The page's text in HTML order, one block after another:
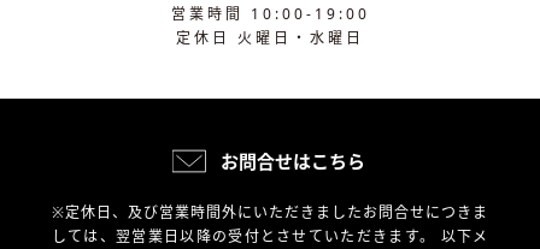
営業時間 10:00-19:00
定休日 火曜日・水曜日
お問合せはこちら
※定休日、及び営業時間外にいただきましたお問合せにつきま
しては、翌営業日以降の受付とさせていただきます。 以下メ